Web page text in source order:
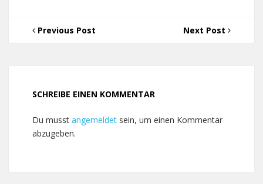
Previous Post Next Post
SCHREIBE EINEN KOMMENTAR
Du musst angemeldet sein, um einen Kommentar
abzugeben.